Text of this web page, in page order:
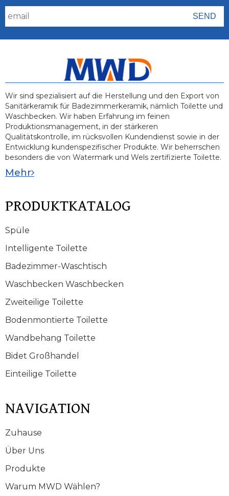
Wir sind spezialisiert auf die Herstellung und den Export von
Sanitärkeramik für Badezimmerkeramik, nämlich Toilette und
Waschbecken. Wir haben Erfahrung im feinen
Produktionsmanagement, in der stärkeren
Qualitätskontrolle, im rücksvollen Kundendienst sowie in der
Entwicklung kundenspezifischer Produkte. Wir beherrschen
besonders die von Watermark und Wels zertifizierte Toilette.
Mehr
PRODUKTKATALOG
Spüle
Intelligente Toilette
Badezimmer-Waschtisch
Waschbecken Waschbecken
Zweiteilige Toilette
Bodenmontierte Toilette
Wandbehang Toilette
Bidet Großhandel
Einteilige Toilette
NAVIGATION
Zuhause
Über Uns
Produkte
Warum MWD Wählen?